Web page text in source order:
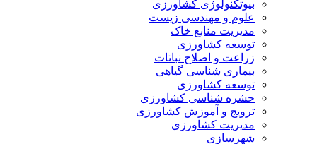
بیوتکنولوژی کشاورزی
علوم و مهندسی زیست
مدیریت منابع خاک
توسعه کشاورزی
زراعت و اصلاح نباتات
بیماری شناسی گیاهی
توسعه کشاورزی
حشره شناسی کشاورزی
ترویج و آموزش کشاورزی
مدیریت کشاورزی
شهرسازی